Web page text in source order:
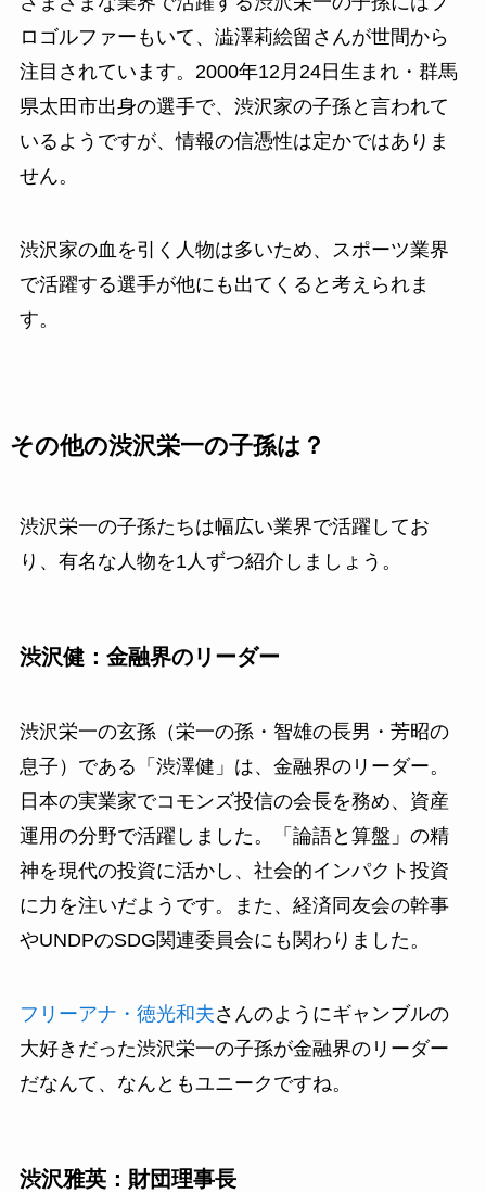
ロゴルファーもいて、澁澤莉絵留さんが世間から
注目されています。2000年12月24日生まれ・群馬
県太田市出身の選手で、渋沢家の子孫と言われて
いるようですが、情報の信憑性は定かではありま
せん。
渋沢家の血を引く人物は多いため、スポーツ業界
で活躍する選手が他にも出てくると考えられま
す。
その他の渋沢栄一の子孫は？
渋沢栄一の子孫たちは幅広い業界で活躍してお
り、有名な人物を1人ずつ紹介しましょう。
渋沢健：金融界のリーダー
渋沢栄一の玄孫（栄一の孫・智雄の長男・芳昭の
息子）である「渋澤健」は、金融界のリーダー。
日本の実業家でコモンズ投信の会長を務め、資産
運用の分野で活躍しました。「論語と算盤」の精
神を現代の投資に活かし、社会的インパクト投資
に力を注いだようです。また、経済同友会の幹事
やUNDPのSDG関連委員会にも関わりました。
フリーアナ・徳光和夫さんのようにギャンブルの
大好きだった渋沢栄一の子孫が金融界のリーダー
だなんて、なんともユニークですね。
渋沢雅英：財団理事長